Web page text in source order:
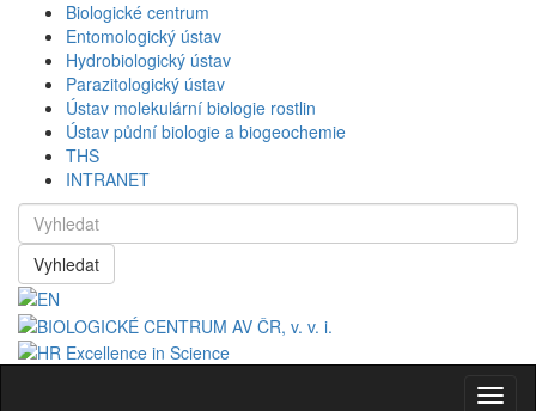
Biologické centrum
Entomologický ústav
Hydrobiologický ústav
Parazitologický ústav
Ústav molekulární biologie rostlin
Ústav půdní biologie a biogeochemie
THS
INTRANET
Vyhledat